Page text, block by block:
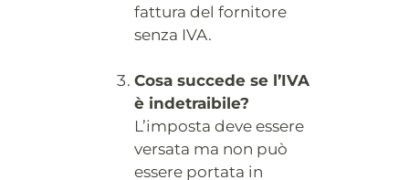
fattura del fornitore
senza IVA.
Cosa succede se l’IVA
è indetraibile?
L’imposta deve essere
versata ma non può
essere portata in